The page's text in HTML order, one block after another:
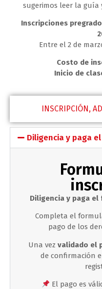
sugerimos leer la guía
Inscripciones
Entre el 2 de
Costo de
Inicio de
INSCRIPCIÓN,
Diligencia y paga
Diligencia y paga
Completa el
pago de los
Una vez validado el
de confirmación
El pago es